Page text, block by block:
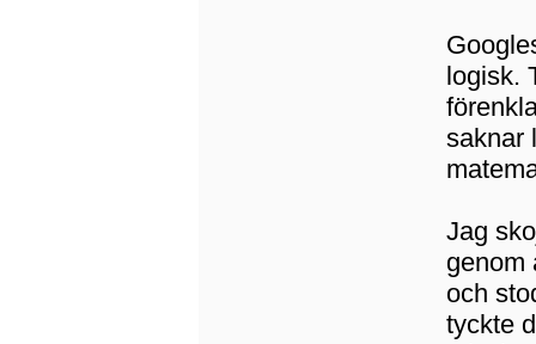
logisk.
saknar
Jag
genom
och
tyckte